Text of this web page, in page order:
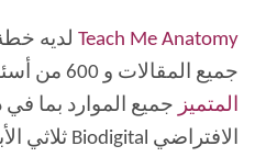
Teach Me Anatomy لديه
جميع المقالات و 600 من أسئلة الاختبار. يفتح
المتميز جميع الموارد بما
الافتراضي Biodigital ثلاثي الأبعاد.